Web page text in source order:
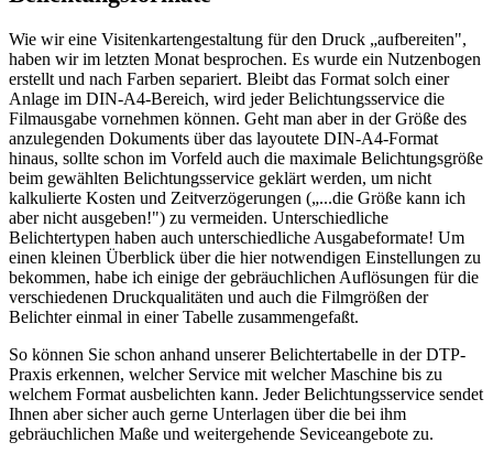
Wie wir eine Visitenkartengestaltung für den Druck „aufbereiten",
haben wir im letzten Monat besprochen. Es wurde ein Nutzenbogen
erstellt und nach Farben separiert. Bleibt das Format solch einer
Anlage im DIN-A4-Bereich, wird jeder Belichtungsservice die
Filmausgabe vornehmen können. Geht man aber in der Größe des
anzulegenden Dokuments über das layoutete DIN-A4-Format
hinaus, sollte schon im Vorfeld auch die maximale Belichtungsgröße
beim gewählten Belichtungsservice geklärt werden, um nicht
kalkulierte Kosten und Zeitverzögerungen („...die Größe kann ich
aber nicht ausgeben!") zu vermeiden. Unterschiedliche
Belichtertypen haben auch unterschiedliche Ausgabeformate! Um
einen kleinen Überblick über die hier notwendigen Einstellungen zu
bekommen, habe ich einige der gebräuchlichen Auflösungen für die
verschiedenen Druckqualitäten und auch die Filmgrößen der
Belichter einmal in einer Tabelle zusammengefaßt.
So können Sie schon anhand unserer Belichtertabelle in der DTP-
Praxis erkennen, welcher Service mit welcher Maschine bis zu
welchem Format ausbelichten kann. Jeder Belichtungsservice sendet
Ihnen aber sicher auch gerne Unterlagen über die bei ihm
gebräuchlichen Maße und weitergehende Seviceangebote zu.